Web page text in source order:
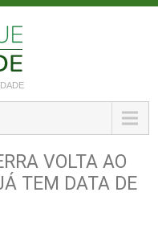
VOLTA AO
TEM DATA DE